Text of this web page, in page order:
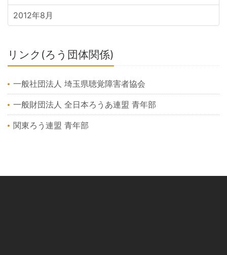
2012年8月
リンク(ろう団体関係)
一般社団法人 埼玉県聴覚障害者協会
一般財団法人 全日本ろうあ連盟 青年部
関東ろう連盟 青年部